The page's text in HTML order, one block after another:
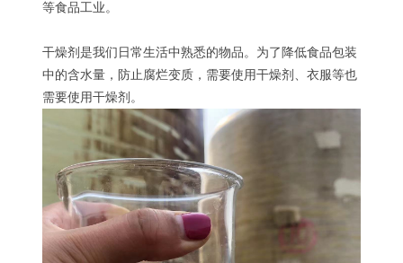
等食品工业。
干燥剂是我们日常生活中熟悉的物品。为了降低食品包装
中的含水量，防止腐烂变质，需要使用干燥剂、衣服等也
需要使用干燥剂。